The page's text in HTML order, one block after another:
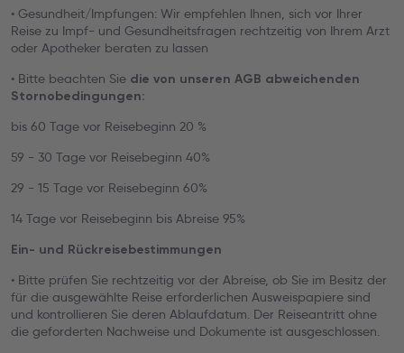
• Gesundheit/Impfungen: Wir empfehlen Ihnen, sich vor Ihrer
Reise zu Impf- und Gesundheitsfragen rechtzeitig von Ihrem Arzt
oder Apotheker beraten zu lassen
• Bitte beachten Sie die von unseren AGB abweichenden
Stornobedingungen:
bis 60 Tage vor Reisebeginn 20 %
59 - 30 Tage vor Reisebeginn 40%
29 - 15 Tage vor Reisebeginn 60%
14 Tage vor Reisebeginn bis Abreise 95%
Ein- und Rückreisebestimmungen
• Bitte prüfen Sie rechtzeitig vor der Abreise, ob Sie im Besitz der
für die ausgewählte Reise erforderlichen Ausweispapiere sind
und kontrollieren Sie deren Ablaufdatum. Der Reiseantritt ohne
die geforderten Nachweise und Dokumente ist ausgeschlossen.